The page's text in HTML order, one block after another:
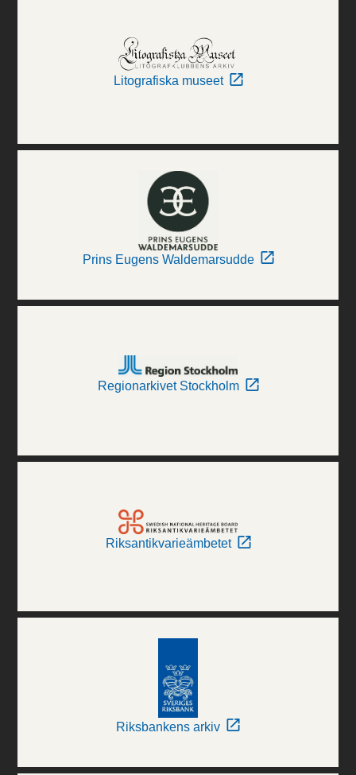
Litografiska museet
Prins Eugens Waldemarsudde
Regionarkivet Stockholm
Riksantikvarieämbetet
Riksbankens arkiv